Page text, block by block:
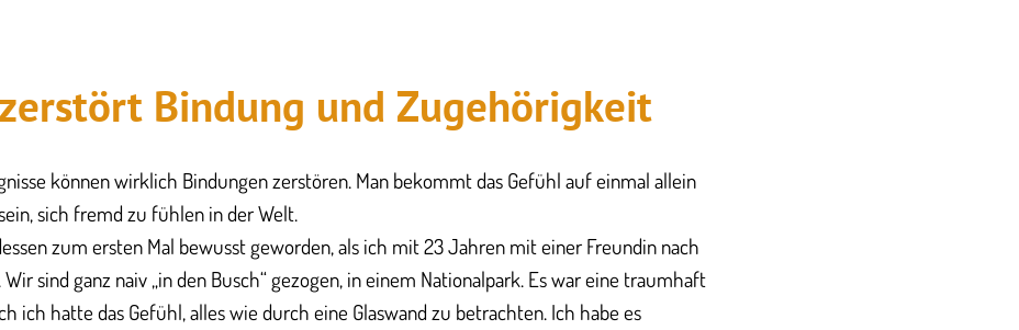
Bindung und Zugehörigkeit
können wirklich Bindungen zerstören. Man bekommt das Gefühl auf einmal allein
sich fremd zu fühlen in der Welt.
zum ersten Mal bewusst geworden, als ich mit 23 Jahren mit einer Freundin nach
Wir sind ganz naiv „in den Busch“ gezogen, in einem Nationalpark. Es war eine traumhaft
ich hatte das Gefühl, alles wie durch eine Glaswand zu betrachten. Ich habe es